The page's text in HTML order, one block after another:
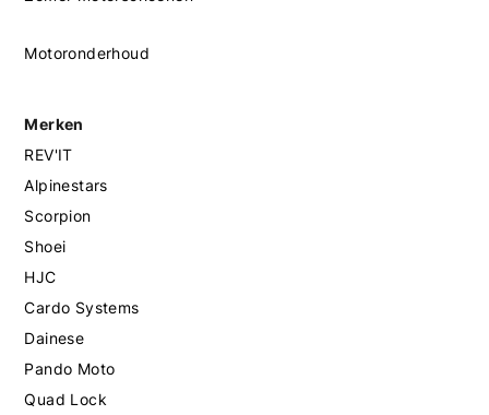
Motoronderhoud
Merken
REV'IT
Alpinestars
Scorpion
Shoei
HJC
Cardo Systems
Dainese
Pando Moto
Quad Lock